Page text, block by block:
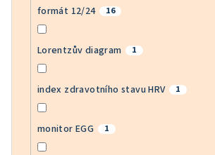
formát 12/24 16
Lorentzův diagram 1
index zdravotního stavu HRV 1
monitor EGG 1